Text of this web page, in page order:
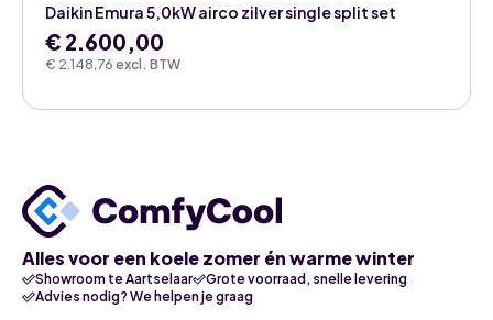
€ 2.148,76 excl. BTW
Daikin Emura 5,0kW airco zilver single split set
€ 2.600,00
Alles voor een koele zomer én warme winter
Showroom te Aartselaar
Grote voorraad, snelle levering
Advies nodig? We helpen je graag